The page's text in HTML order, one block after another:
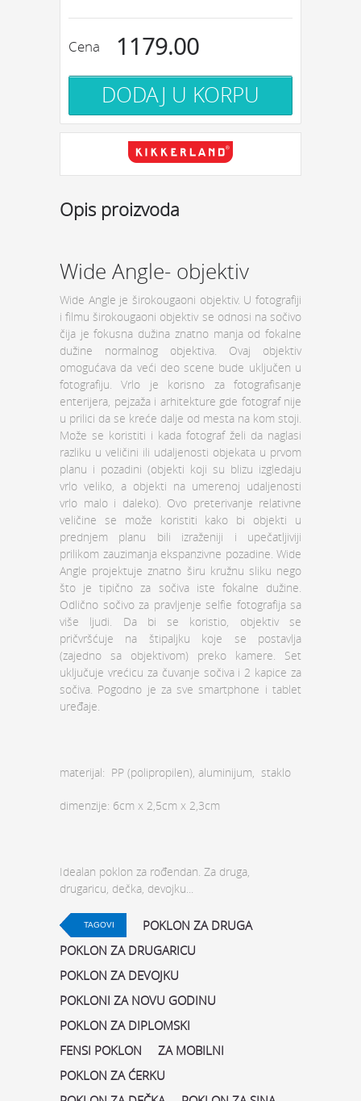
Cena 1179.00
Opis proizvoda
Wide Angle- objektiv
Wide Angle je širokougaoni objektiv. U fotografiji
i filmu širokougaoni objektiv se odnosi na sočivo
čija je fokusna dužina znatno manja od fokalne
dužine normalnog objektiva. Ovaj objektiv
omogućava da veći deo scene bude uključen u
fotografiju. Vrlo je korisno za fotografisanje
enterijera, pejzaža i arhitekture gde fotograf nije
u prilici da se kreće dalje od mesta na kom stoji.
Može se koristiti i kada fotograf želi da naglasi
razliku u veličini ili udaljenosti objekata u prvom
planu i pozadini (objekti koji su blizu izgledaju
vrlo veliko, a objekti na umerenoj udaljenosti
vrlo malo i daleko). Ovo preterivanje relativne
veličine se može koristiti kako bi objekti u
prednjem planu bili izraženiji i upečatljiviji
prilikom zauzimanja ekspanzivne pozadine. Wide
Angle projektuje znatno širu kružnu sliku nego
što je tipično za sočiva iste fokalne dužine.
Odlično sočivo za pravljenje selfie fotografija sa
više ljudi. Da bi se koristio, objektiv se
pričvršćuje na štipaljku koje se postavlja
(zajedno sa objektivom) preko kamere. Set
uključuje vrećicu za čuvanje sočiva i 2 kapice za
sočiva. Pogodno je za sve smartphone i tablet
uređaje.
materijal: PP (polipropilen), aluminijum, staklo
dimenzije: 6cm x 2,5cm x 2,3cm
Idealan poklon za rođendan. Za druga,
drugaricu, dečka, devojku...
TAGOVI
POKLON ZA DRUGA
POKLON ZA DRUGARICU
POKLON ZA DEVOJKU
POKLONI ZA NOVU GODINU
POKLON ZA DIPLOMSKI
FENSI POKLON
ZA MOBILNI
POKLON ZA ĆERKU